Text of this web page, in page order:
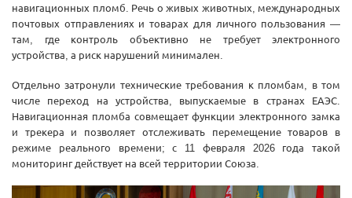
навигационных пломб. Речь о живых животных, международных
почтовых отправлениях и товарах для личного пользования —
там, где контроль объективно не требует электронного
устройства, а риск нарушений минимален.
Отдельно затронули технические требования к пломбам, в том
числе переход на устройства, выпускаемые в странах ЕАЭС.
Навигационная пломба совмещает функции электронного замка
и трекера и позволяет отслеживать перемещение товаров в
режиме реального времени; с 11 февраля 2026 года такой
мониторинг действует на всей территории Союза.